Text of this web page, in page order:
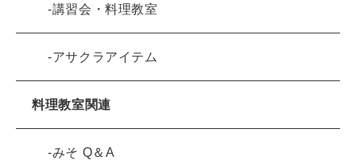
講習会・料理教室
アサクラアイテム
料理教室関連
みそ Q＆A